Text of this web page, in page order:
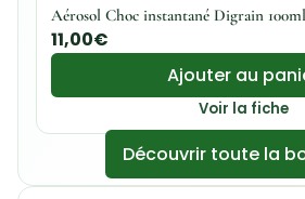
Aérosol Choc instantané Digrain 100ml
11,00€
Ajouter au
Voir la fiche
Découvrir toute la